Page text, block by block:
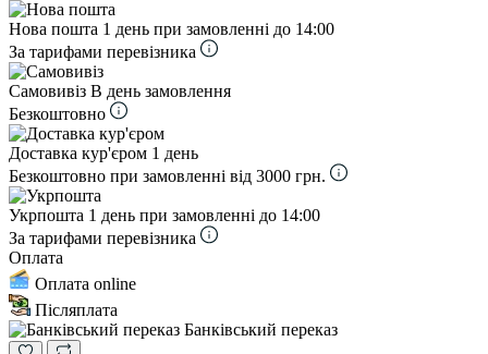
Нова пошта 1 день при замовленні до 14:00
За тарифами перевізника
Самовивіз В день замовлення
Безкоштовно
Доставка кур'єром 1 день
Безкоштовно при замовленні від 3000 грн.
Укрпошта 1 день при замовленні до 14:00
За тарифами перевізника
Оплата
Оплата online
Післяплата
Банківський переказ